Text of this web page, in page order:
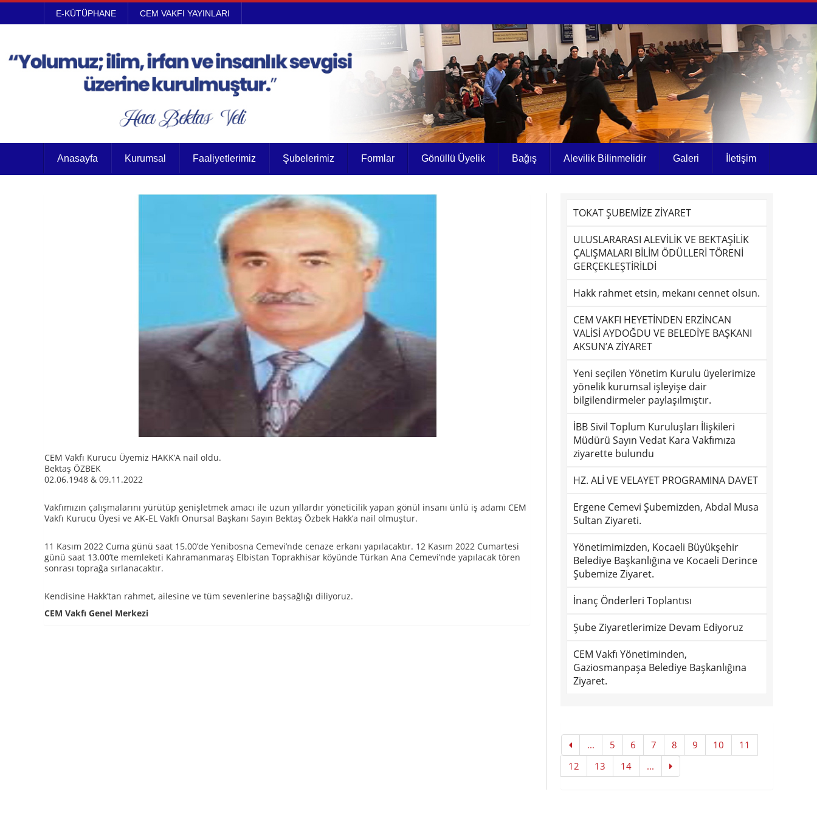
E-KÜTÜPHANE CEM VAKFI YAYINLARI
Anasayfa Kurumsal Faaliyetlerimiz Şubelerimiz Formlar Gönüllü Üyelik Bağış Alevilik Bilinmelidir Galeri İletişim
CEM Vakfı Kurucu Üyemiz HAKK’A nail oldu.
Bektaş ÖZBEK
02.06.1948 & 09.11.2022
Vakfımızın çalışmalarını yürütüp genişletmek amacı ile uzun yıllardır yöneticilik yapan gönül insanı ünlü iş adamı CEM
Vakfı Kurucu Üyesi ve AK-EL Vakfı Onursal Başkanı Sayın Bektaş Özbek Hakk’a nail olmuştur.
11 Kasım 2022 Cuma günü saat 15.00’de Yenibosna Cemevi’nde cenaze erkanı yapılacaktır. 12 Kasım 2022 Cumartesi
günü saat 13.00’te memleketi Kahramanmaraş Elbistan Toprakhisar köyünde Türkan Ana Cemevi’nde yapılacak tören
sonrası toprağa sırlanacaktır.
Kendisine Hakk’tan rahmet, ailesine ve tüm sevenlerine başsağlığı diliyoruz.
CEM Vakfı Genel Merkezi
TOKAT ŞUBEMİZE ZİYARET
ULUSLARARASI ALEVİLİK VE BEKTAŞİLİK
ÇALIŞMALARI BİLİM ÖDÜLLERİ TÖRENİ
GERÇEKLEŞTİRİLDİ
Hakk rahmet etsin, mekanı cennet olsun.
CEM VAKFI HEYETİNDEN ERZİNCAN
VALİSİ AYDOĞDU VE BELEDİYE BAŞKANI
AKSUN’A ZİYARET
Yeni seçilen Yönetim Kurulu üyelerimize
yönelik kurumsal işleyişe dair
bilgilendirmeler paylaşılmıştır.
İBB Sivil Toplum Kuruluşları İlişkileri
Müdürü Sayın Vedat Kara Vakfımıza
ziyarette bulundu
HZ. ALİ VE VELAYET PROGRAMINA DAVET
Ergene Cemevi Şubemizden, Abdal Musa
Sultan Ziyareti.
Yönetimimizden, Kocaeli Büyükşehir
Belediye Başkanlığına ve Kocaeli Derince
Şubemize Ziyaret.
İnanç Önderleri Toplantısı
Şube Ziyaretlerimize Devam Ediyoruz
CEM Vakfı Yönetiminden,
Gaziosmanpaşa Belediye Başkanlığına
Ziyaret.
... 5 6 7 8 9 10
11
12
13 14 ...